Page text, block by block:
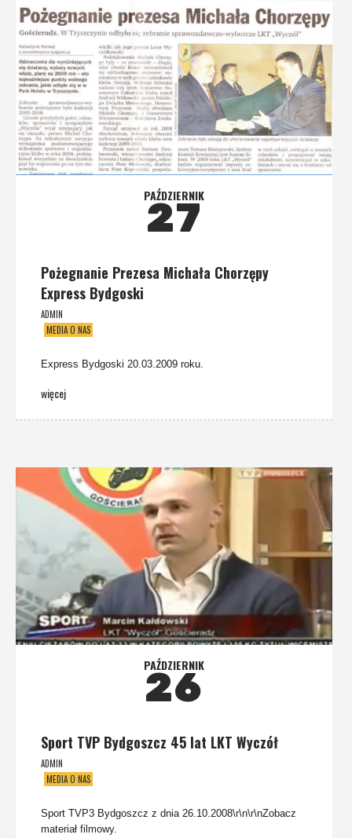
PAŹDZIERNIK
27
Pożegnanie Prezesa Michała Chorzępy
Express Bydgoski
ADMIN
MEDIA O NAS
Express Bydgoski 20.03.2009 roku.
więcej
PAŹDZIERNIK
26
Sport TVP Bydgoszcz 45 lat LKT Wyczół
ADMIN
MEDIA O NAS
Sport TVP3 Bydgoszcz z dnia 26.10.2008\r\n\r\nZobacz
materiał filmowy.